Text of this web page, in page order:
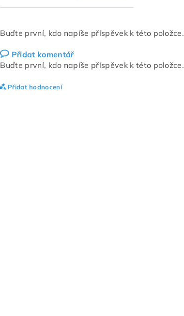
Buďte první, kdo napíše příspěvek k této položce.
Přidat komentář
Buďte první, kdo napíše příspěvek k této položce.
Přidat hodnocení